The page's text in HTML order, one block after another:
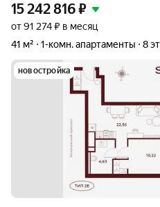
15 242 816₽
от 91 274 ₽ в месяц
41 м²
1-комн. апартаменты 8
новостройка